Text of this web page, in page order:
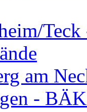
Teck
am
-